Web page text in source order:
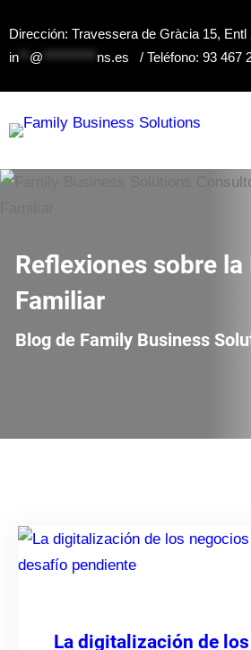
al
contenido
Dirección: Travessera de Gràcia 15, Entl
in
@ ns.es / Teléfono: 93 467
Reflexiones sobre la
Familiar
Blog de Family Business
La digitalización de